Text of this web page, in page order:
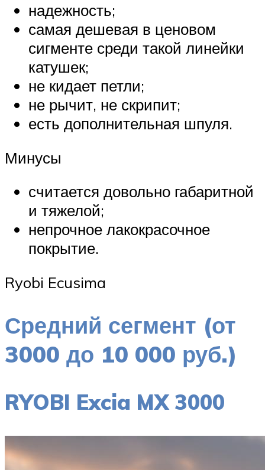
надежность;
самая дешевая в ценовом
сигменте среди такой линейки
катушек;
не кидает петли;
не рычит, не скрипит;
есть дополнительная шпуля.
Минусы
считается довольно габаритной
и тяжелой;
непрочное лакокрасочное
покрытие.
Ryobi Ecusima
Средний сегмент (от
3000 до 10 000 руб.)
RYOBI Excia MX 3000